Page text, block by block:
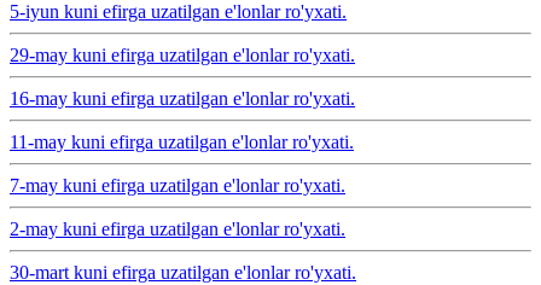
5-iyun kuni efirga uzatilgan e'lonlar ro'yxati.
29-may kuni efirga uzatilgan e'lonlar ro'yxati.
16-may kuni efirga uzatilgan e'lonlar ro'yxati.
11-may kuni efirga uzatilgan e'lonlar ro'yxati.
7-may kuni efirga uzatilgan e'lonlar ro'yxati.
2-may kuni efirga uzatilgan e'lonlar ro'yxati.
30-mart kuni efirga uzatilgan e'lonlar ro'yxati.